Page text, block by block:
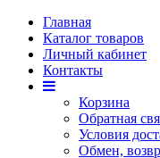
Главная
Каталог товаров
Личный кабинет
Контакты
Корзина
Обратная
Условия
Обмен,